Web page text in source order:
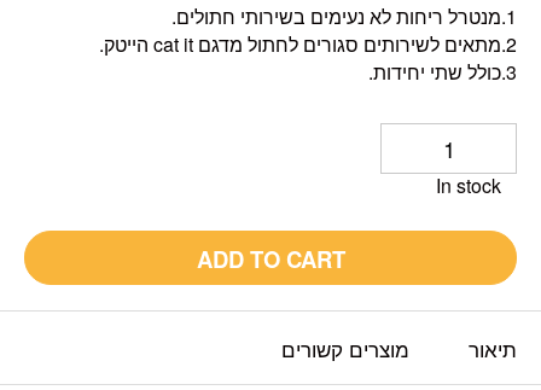
1.מנטרל ריחות לא נעימים בשירותי חתולים.
2.מתאים לשירותים סגורים לחתול מדגם cat it הייטק.
3.כולל שתי יחידות.
In stock
ADD TO CART
תיאור מוצרים קשורים